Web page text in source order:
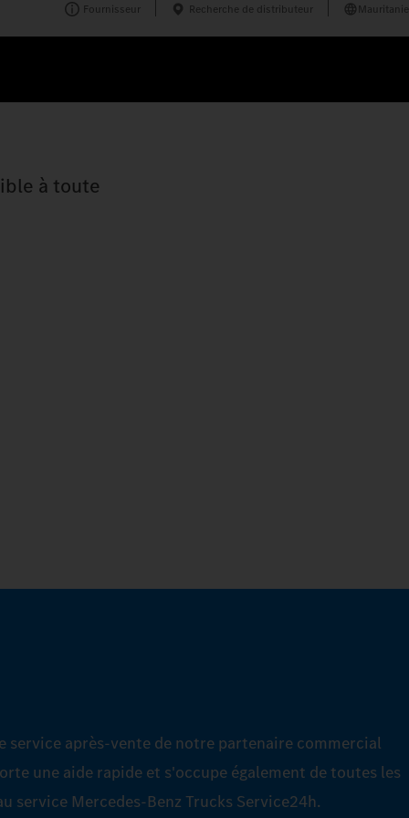
Fournisseur Recherche de distributeur Mauritanie
à toute
service après-vente de notre partenaire commercial
une aide rapide et s'occupe également de toutes les
service Mercedes‑Benz Trucks Service24h.